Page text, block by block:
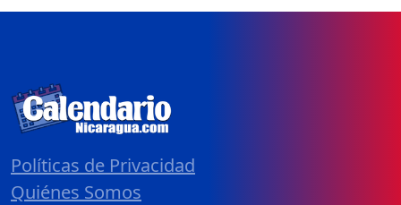
Políticas de Privacidad
Quiénes Somos